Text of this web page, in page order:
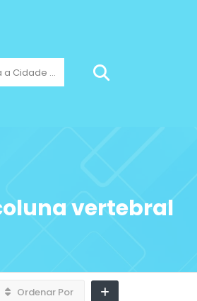
a Cidade ...
vertebral
Ordenar Por